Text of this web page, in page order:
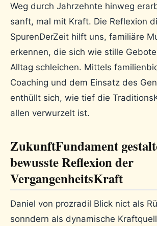
Weg durch Jahrzehnte hinweg
sanft, mal mit Kraft. Die Reflexion
SpurenDerZeit hilft uns, familiäre
erkennen, die sich wie stille
Alltag schleichen. Mittels
Coaching und dem Einsatz des
enthüllt sich, wie tief die
allen verwurzelt ist.
ZukunftFundament
bewusste Reflexion der
VergangenheitsKraft
Daniel von prozradil Blick nict als
sonndern als dynamische